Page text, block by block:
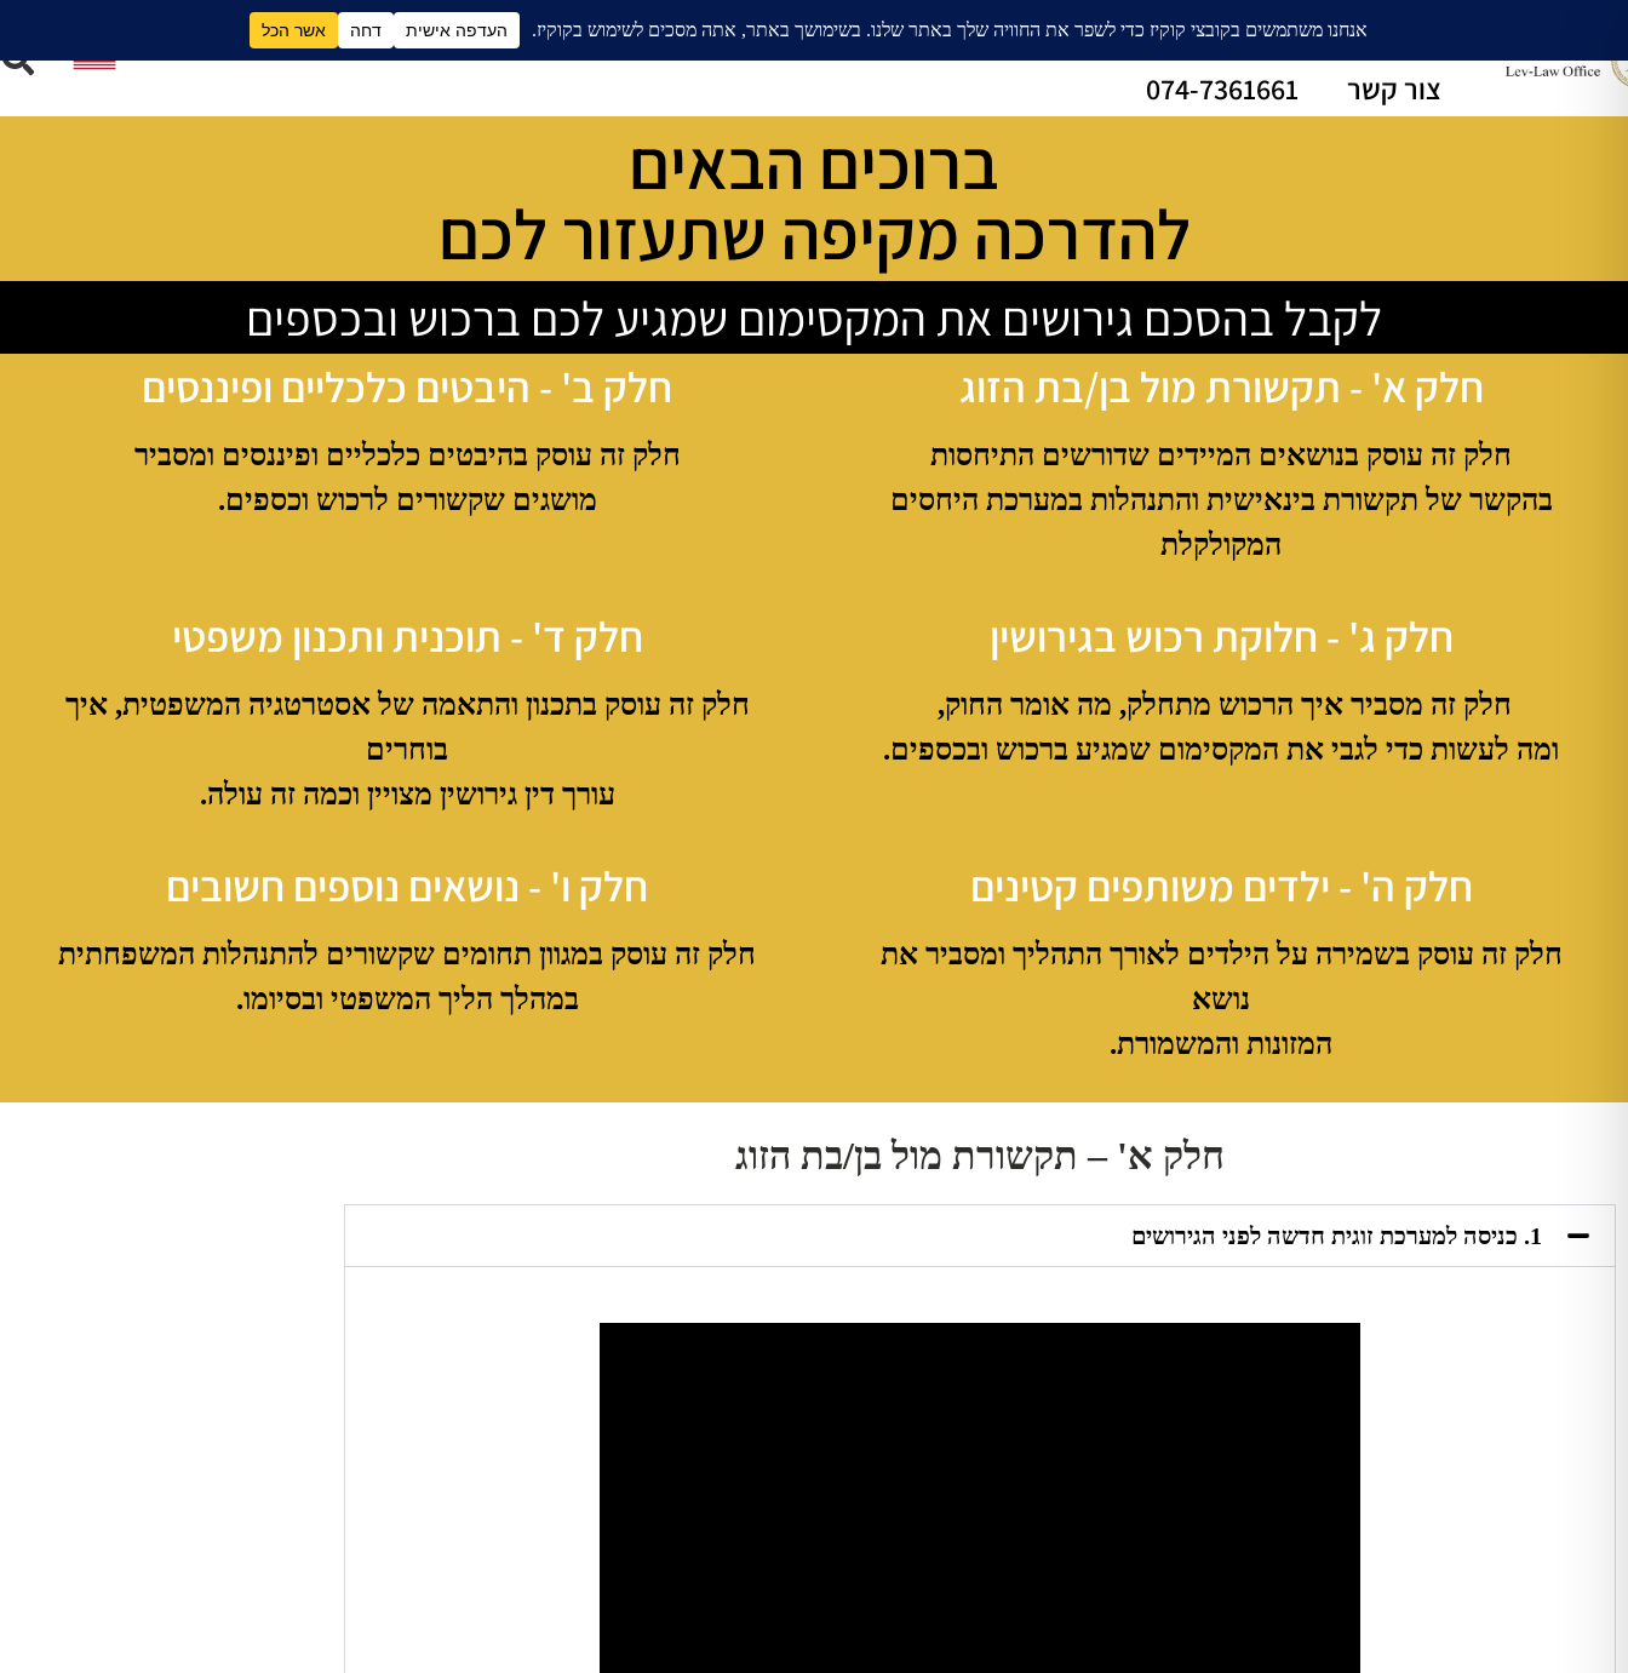
עורך דין גירושין חלוקת רכוש אודות בלוג ממליצים תחומים
גירושים וכסף
צור קשר
074-7361661
ברוכים הבאים
להדרכה מקיפה שתעזור לכם
לקבל בהסכם גירושים את המקסימום שמגיע לכם ברכוש ובכספים
חלק א' - תקשורת מול בן/בת הזוג
חלק זה עוסק בנושאים המיידים שדורשים התיחסות
בהקשר של תקשורת בינאישית והתנהלות במערכת היחסים
המקולקלת
חלק ב' - היבטים כלכליים ופיננסים
חלק זה עוסק בהיבטים כלכליים ופיננסים ומסביר
מושגים שקשורים לרכוש וכספים.
חלק ג' - חלוקת רכוש בגירושין
חלק זה מסביר איך הרכוש מתחלק, מה אומר החוק,
ומה לעשות כדי לגבי את המקסימום שמגיע ברכוש ובכספים.
חלק ד' - תוכנית ותכנון משפטי
חלק זה עוסק בתכנון והתאמה של אסטרטגיה המשפטית, איך
בוחרים
עורך דין גירושין מצויין וכמה זה עולה.
חלק ה' - ילדים משותפים קטינים
חלק זה עוסק בשמירה על הילדים לאורך התהליך ומסביר את
נושא
המזונות והמשמורת.
חלק ו' - נושאים נוספים חשובים
חלק זה עוסק במגוון תחומים שקשורים להתנהלות המשפחתית
במהלך הליך המשפטי ובסיומו.
חלק א' – תקשורת מול בן/בת הזוג